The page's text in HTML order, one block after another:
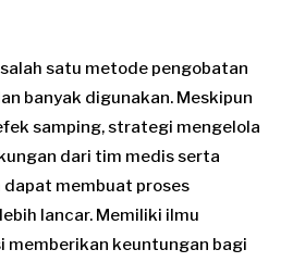
satu metode pengobatan
banyak digunakan. Meskipun
samping, strategi mengelola
dari tim medis serta
membuat proses
lancar. Memiliki ilmu
keuntungan bagi